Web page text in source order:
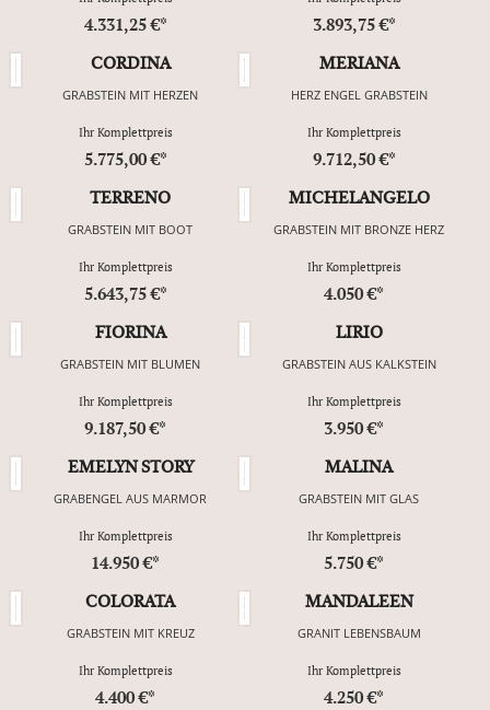
4.331,25 €* 3.893,75 €*
CORDINA
GRABSTEIN MIT HERZEN
Ihr Komplettpreis
5.775,00 €*
MERIANA
HERZ ENGEL GRABSTEIN
Ihr Komplettpreis
9.712,50 €*
TERRENO
GRABSTEIN MIT BOOT
Ihr Komplettpreis
5.643,75 €*
MICHELANGELO
GRABSTEIN MIT BRONZE HERZ
Ihr Komplettpreis
4.050 €*
FIORINA
GRABSTEIN MIT BLUMEN
Ihr Komplettpreis
9.187,50 €*
LIRIO
GRABSTEIN AUS KALKSTEIN
Ihr Komplettpreis
3.950 €*
EMELYN STORY
GRABENGEL AUS MARMOR
Ihr Komplettpreis
14.950 €*
MALINA
GRABSTEIN MIT GLAS
Ihr Komplettpreis
5.750 €*
COLORATA
GRABSTEIN MIT KREUZ
Ihr Komplettpreis
4.400 €*
MANDALEEN
GRANIT LEBENSBAUM
Ihr Komplettpreis
4.250 €*